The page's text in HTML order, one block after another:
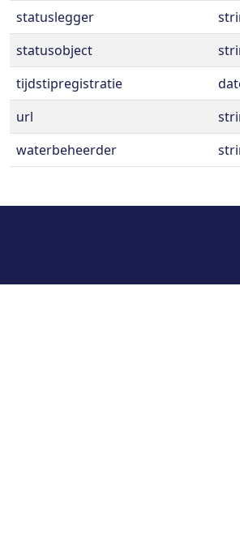
statuslegger
statusobject
tijdstipregistratie
url
waterbeheerder